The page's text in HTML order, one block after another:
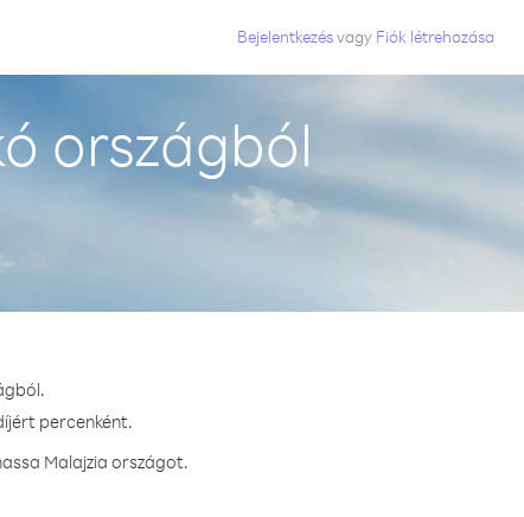
Bejelentkezésvagy Fiók létrehozása
országból
percenként.
Malajzia országot.